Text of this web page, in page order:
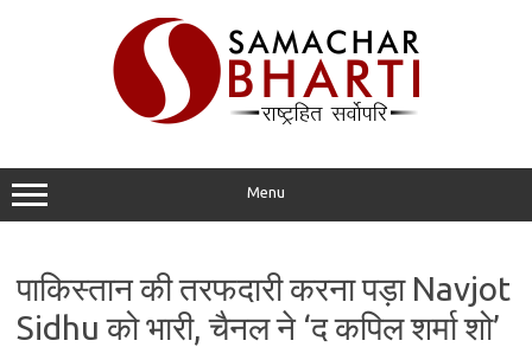
Menu
पाकिस्तान की तरफदारी करना पड़ा Navjot
Sidhu को भारी, चैनल ने ‘द कपिल शर्मा शो’